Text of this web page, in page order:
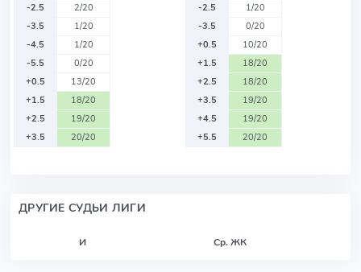
-2.5
2/20
-3.5
1/20
-4.5
1/20
-5.5
0/20
+0.5
13/20
+1.5
18/20
+2.5
19/20
+3.5
20/20
-2.5
1/20
-3.5
0/20
+0.5
10/20
+1.5
18/20
+2.5
18/20
+3.5
19/20
+4.5
19/20
+5.5
20/20
ДРУГИЕ СУДЬИ ЛИГИ
И Ср. ЖК